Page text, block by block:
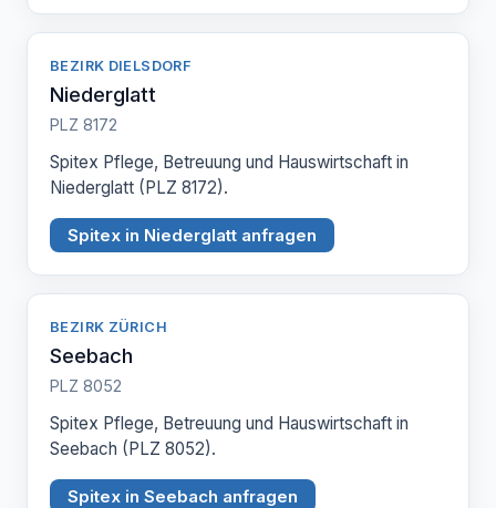
BEZIRK DIELSDORF
Niederglatt
PLZ 8172
Spitex Pflege, Betreuung und Hauswirtschaft in
Niederglatt (PLZ 8172).
Spitex in Niederglatt anfragen
BEZIRK ZÜRICH
Seebach
PLZ 8052
Spitex Pflege, Betreuung und Hauswirtschaft in
Seebach (PLZ 8052).
Spitex in Seebach anfragen